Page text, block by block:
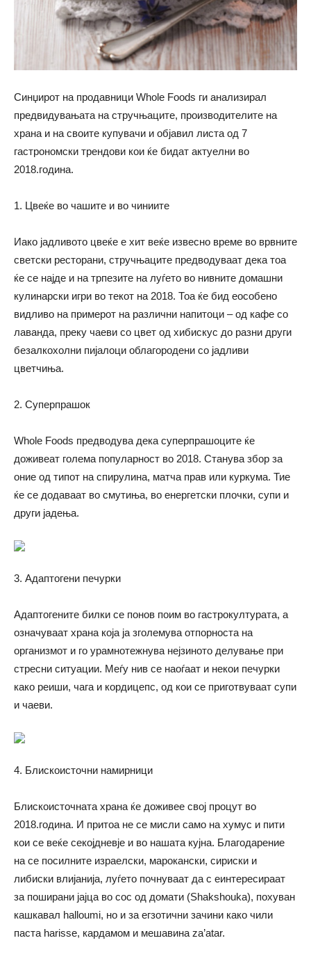
Синџирот на продавници Whole Foods ги анализирал
предвидувањата на стручњаците, производителите на
храна и на своите купувачи и објавил листа од 7
гастрономски трендови кои ќе бидат актуелни во
2018.година.
1. Цвеќе во чашите и во чиниите
Иако јадливото цвеќе е хит веќе извесно време во врвните
светски ресторани, стручњаците предводуваат дека тоа
ќе се најде и на трпезите на луѓето во нивните домашни
кулинарски игри во текот на 2018. Тоа ќе бид еособено
видливо на примерот на различни напитоци – од кафе со
лаванда, преку чаеви со цвет од хибискус до разни други
безалкохолни пијалоци облагородени со јадливи
цветчиња.
2. Суперпрашок
Whole Foods предводува дека суперпрашоците ќе
доживеат голема популарност во 2018. Станува збор за
оние од типот на спирулина, матча прав или куркума. Тие
ќе се додаваат во смутиња, во енергетски плочки, супи и
други јадења.
3. Адаптогени печурки
Адаптогените билки се понов поим во гастрокултурата, а
означуваат храна која ја зголемува отпорноста на
организмот и го урамнотежнува нејзиното делување при
стресни ситуации. Меѓу нив се наоѓаат и некои печурки
како реиши, чага и кордицепс, од кои се приготвуваат супи
и чаеви.
4. Блискоисточни намирници
Блискоисточната храна ќе доживее свој процут во
2018.година. И притоа не се мисли само на хумус и пити
кои се веќе секојдневје и во нашата кујна. Благодарение
на се посилните израелски, марокански, сириски и
либиски влијанија, луѓето почнуваат да с еинтересираат
за поширани јајца во сос од домати (Shakshouka), похуван
кашкавал halloumi, но и за егзотични зачини како чили
паста harisse, кардамом и мешавина za’atar.